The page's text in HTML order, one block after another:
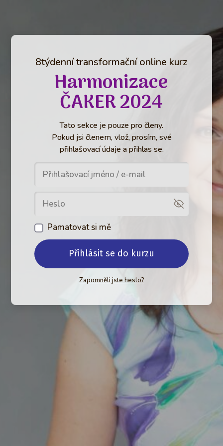
8týdenní transformační online kurz
Harmonizace
ČAKER 2024
Tato sekce je pouze pro členy.
Pokud jsi členem, vlož, prosím, své
přihlašovací údaje a přihlas se.
Pamatovat si mě
Přihlásit se do kurzu
Zapomněli jste heslo?